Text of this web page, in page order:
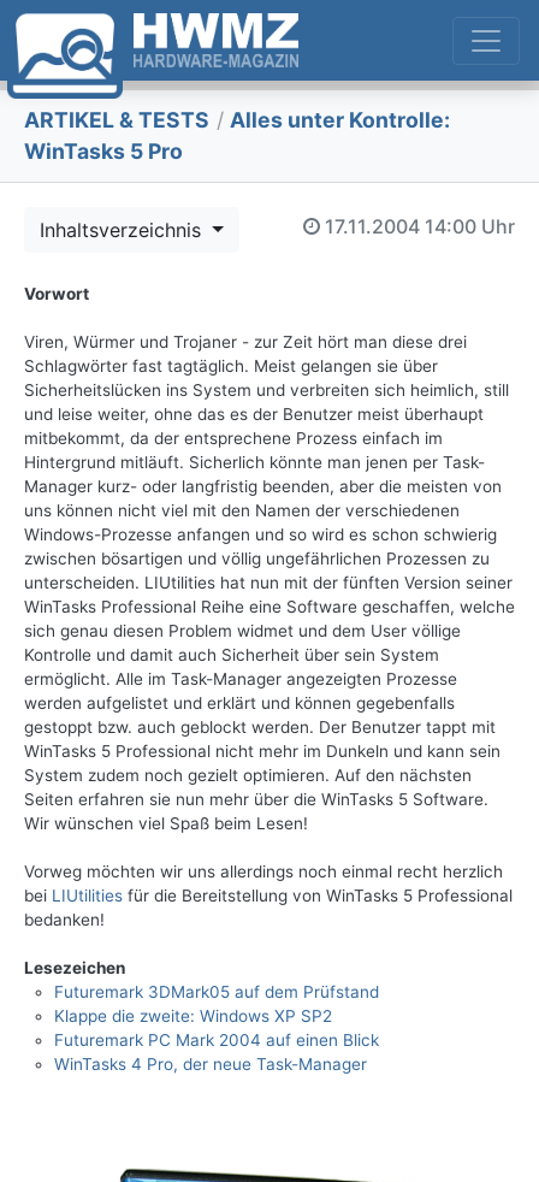
ARTIKEL & TESTS / Alles unter Kontrolle:
WinTasks 5 Pro
Inhaltsverzeichnis 17.11.2004 14:00 Uhr
Vorwort
Viren, Würmer und Trojaner - zur Zeit hört man diese drei
Schlagwörter fast tagtäglich. Meist gelangen sie über
Sicherheitslücken ins System und verbreiten sich heimlich, still
und leise weiter, ohne das es der Benutzer meist überhaupt
mitbekommt, da der entsprechene Prozess einfach im
Hintergrund mitläuft. Sicherlich könnte man jenen per Task-
Manager kurz- oder langfristig beenden, aber die meisten von
uns können nicht viel mit den Namen der verschiedenen
Windows-Prozesse anfangen und so wird es schon schwierig
zwischen bösartigen und völlig ungefährlichen Prozessen zu
unterscheiden. LIUtilities hat nun mit der fünften Version seiner
WinTasks Professional Reihe eine Software geschaffen, welche
sich genau diesen Problem widmet und dem User völlige
Kontrolle und damit auch Sicherheit über sein System
ermöglicht. Alle im Task-Manager angezeigten Prozesse
werden aufgelistet und erklärt und können gegebenfalls
gestoppt bzw. auch geblockt werden. Der Benutzer tappt mit
WinTasks 5 Professional nicht mehr im Dunkeln und kann sein
System zudem noch gezielt optimieren. Auf den nächsten
Seiten erfahren sie nun mehr über die WinTasks 5 Software.
Wir wünschen viel Spaß beim Lesen!
Vorweg möchten wir uns allerdings noch einmal recht herzlich
bei LIUtilities für die Bereitstellung von WinTasks 5 Professional
bedanken!
Lesezeichen
Futuremark 3DMark05 auf dem Prüfstand
Klappe die zweite: Windows XP SP2
Futuremark PC Mark 2004 auf einen Blick
WinTasks 4 Pro, der neue Task-Manager